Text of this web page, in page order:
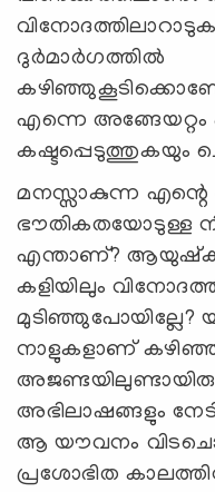
ദുര്‍മാര്‍ഗത്തില്‍
എന്നെ അങ്ങേയറ്റം
കഷ്ടപ്പെടുത്തുകയും
മനസ്സാകുന്ന എന്റെ
ഭൗതികതയോടുള്ള
എന്താണ്?
കളിയിലും
മുടിഞ്ഞുപോയില്ലേ?
നാളുകളാണ്
അഭിലാഷങ്ങളും
ആ യൗവനം
പ്രശോഭിത